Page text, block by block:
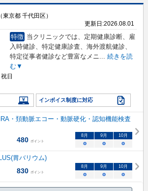
（東京都 千代田区）
更新日:2026.08.01
特徴 当クリニックでは、定期健康診断、雇
入時健診、特定健康診査、海外渡航健診、
特定従事者健診など豊富なメニ
続きを読
む▼
日
インボイス制度に対応
・頚動脈エコー・動脈硬化・認知機能検査
480 ポイント
8 月 9 月 10月
○ ○ ○
胃バリウム)
830 ポイント
8 月 9 月 10月
○ ○ ○